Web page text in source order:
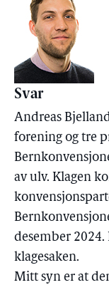
Svar
Andreas
forening og tre
av ulv. Klagen
desember
klagesaken.
Mitt syn er at